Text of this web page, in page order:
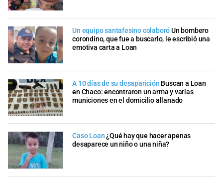
Un equipo santafesino colaboróUn bombero
corondino, que fue a buscarlo, le escribió una
emotiva carta a Loan
A 10 días de su desaparición Buscan a Loan
en Chaco: encontraron un arma y varias
municiones en el domicilio allanado
Caso Loan¿Qué hay que hacer apenas
desaparece un niño o una niña?